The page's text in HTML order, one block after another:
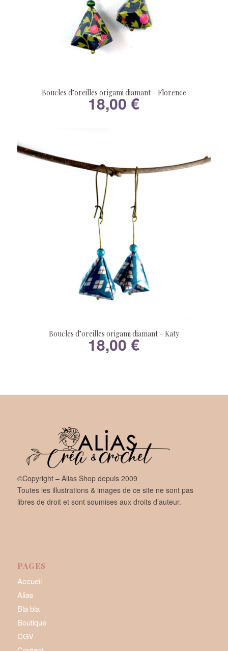
Boucles d’oreilles origami diamant – Florence
18,00€
Boucles d’oreilles origami diamant – Katy
18,00€
©Copyright – Alias Shop depuis 2009
Toutes les illustrations & images de ce site ne sont pas
libres de droit et sont soumises aux droits d’auteur.
PAGES
Accueil
Alias
Bla bla
Boutique
CGV